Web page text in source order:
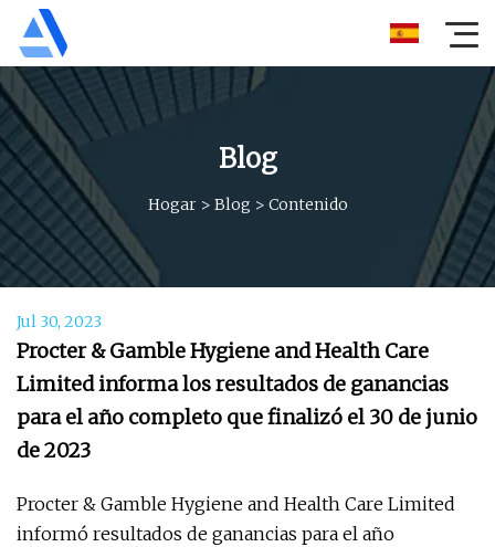
Blog
Hogar> Blog > Contenido
Jul 30, 2023
Procter & Gamble Hygiene and Health Care
Limited informa los resultados de ganancias
para el año completo que finalizó el 30 de junio
de 2023
Procter & Gamble Hygiene and Health Care Limited
informó resultados de ganancias para el año